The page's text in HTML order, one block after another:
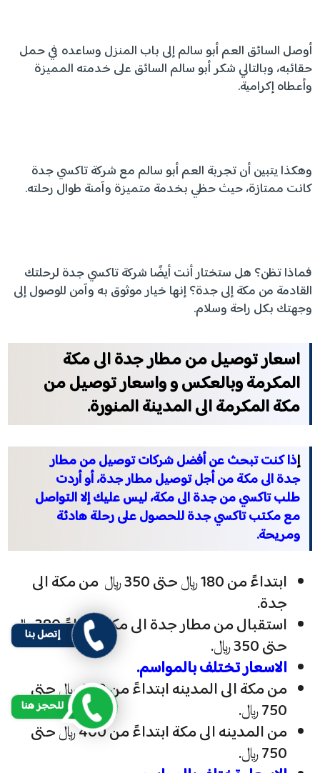
أوصل السائق العم أبو سالم إلى باب المنزل وساعده في حمل
حقائبه، وبالتالي شكر أبو سالم السائق على خدمته المميزة
وأعطاه إكرامية.
وهكذا يتبين أن تجربة العم أبو سالم مع شركة تاكسي جدة
كانت ممتازة، حيث حظي بخدمة متميزة وآمنة طوال رحلته.
فماذا تظن؟ هل ستختار أنت أيضًا شركة تاكسي جدة لرحلتك
القادمة من مكة إلى جدة؟ إنها خيار موثوق به وآمن للوصول إلى
وجهتك بكل راحة وسلام.
اسعار توصيل من مطار جدة الى مكة
المكرمة وبالعكس و واسعار توصيل من
مكة المكرمة الى المدينة المنورة.
إذا كنت تبحث عن أفضل شركات توصيل من مطار
جدة الى مكة من أجل توصيل مطار جدة، أو أردت
طلب تاكسي من جدة الى مكة، ليس عليك إلا التواصل
مع مكتب تاكسي جدة للحصول على رحلة هادئة
ومريحة.
ابتداءً من 180 ﷼ حتى 350 ﷼ من مكة الى
جدة.
استقبال من مطار جدة الى مكة ابتداءً 380 ﷼
حتى 350 ﷼.
الاسعار تختلف بالمواسم.
من مكة الى المدينه ابتداءً من 400 ﷼ حتى
750 ﷼.
من المدينه الى مكة ابتداءً من 400 ﷼ حتى
750 ﷼.
إتصل بنا
للحجز هنا